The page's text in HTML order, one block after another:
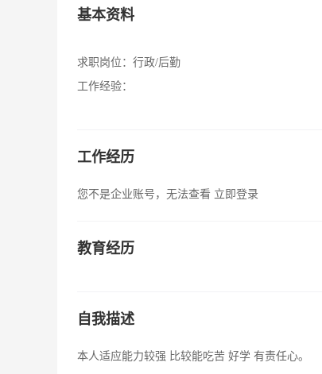
基本资料
求职岗位： 行政/后勤
工作经验：
工作经历
您不是企业账号，无法查看 立即登录
教育经历
自我描述
本人适应能力较强 比较能吃苦 好学 有责任心。